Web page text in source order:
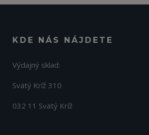
KDE NÁS NÁJDETE
Výdajný sklad:
Svätý Kríž 310
032 11 Svätý Kríž